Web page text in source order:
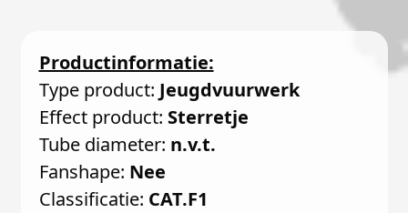
Productinformatie:
Type product: Jeugdvuurwerk
Effect product: Sterretje
Tube diameter: n.v.t.
Fanshape: Nee
Classificatie: CAT.F1